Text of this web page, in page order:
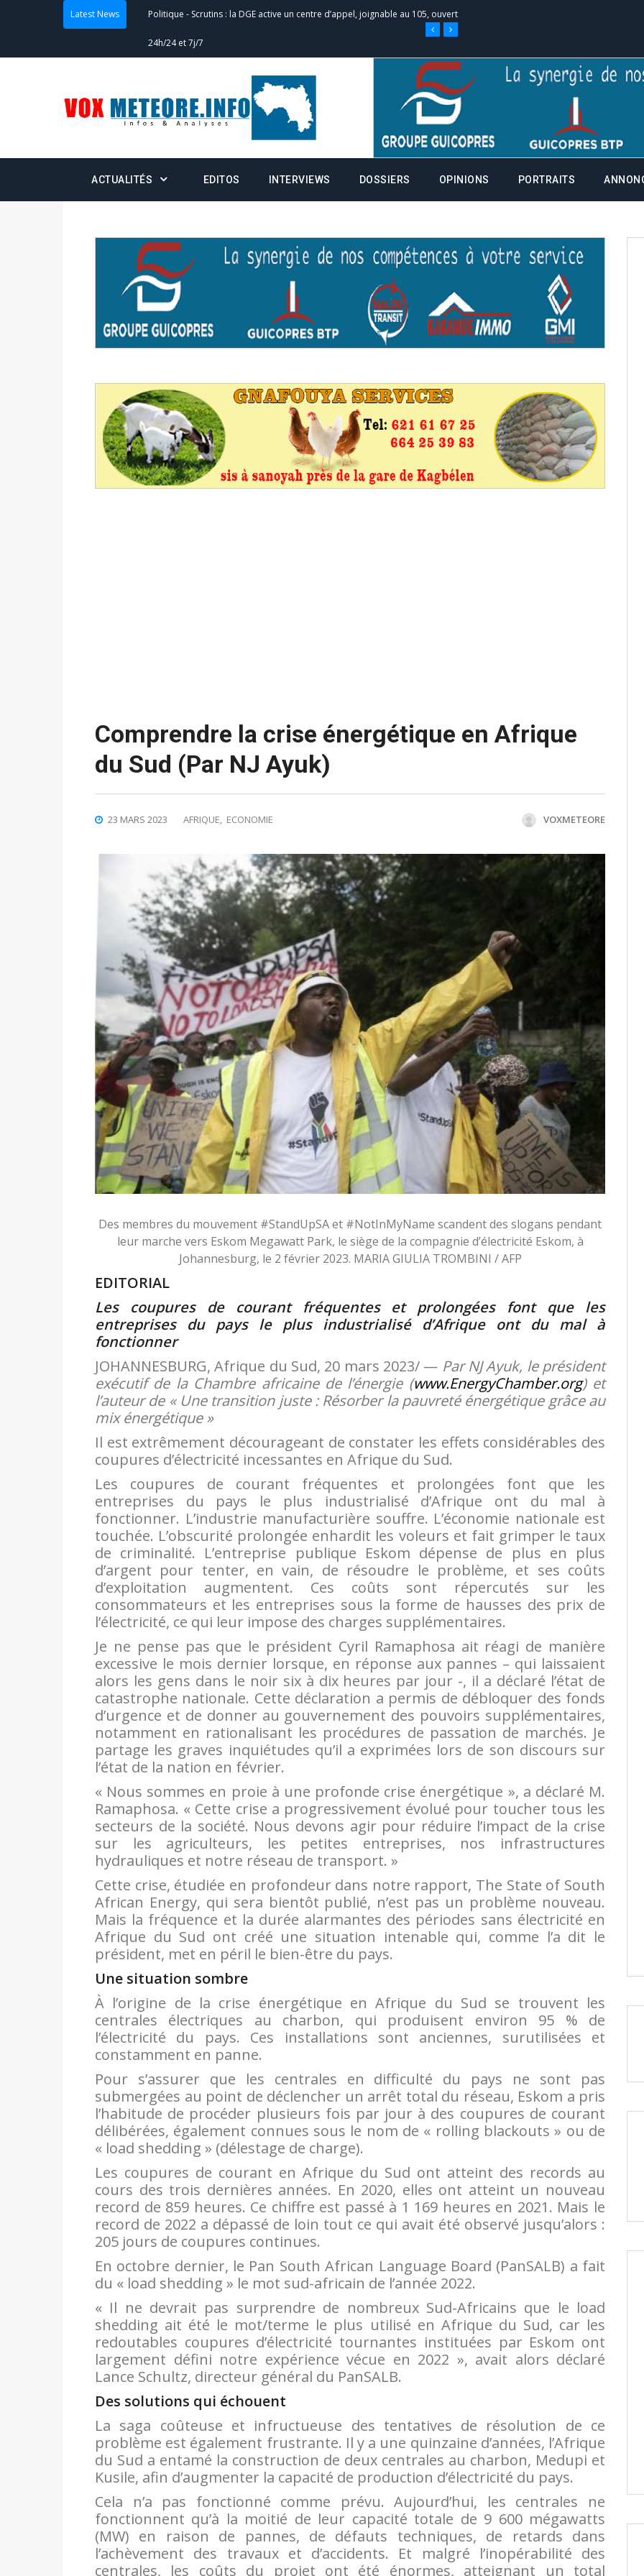
Latest News Politique - Scrutins : la DGE active un centre d’appel, joignable au 105, ouvert
24h/24 et 7j/7
Double scrutin du 31 mai : fin des campagnes ce jeudi 28 mai à
minuit
Actualités - Communiqué relatif à la délivrance de la fiche de procuration
Politique-Convocation des membres des Commissions Administratives de
Centralisation des Votes (CACV) à une prestation de serment et à une
Politique Candidats : désignez vos représentants aux CACV (centralisation
des votes) avant le 16 mai à 16h
Politique Double scrutin du 31 mai : retrait des cartes d’électeurs possible
du 16 au 31 mai 2026
avant le 16 mai 2026 à 16h
Politique-Proclamation des résultats globaux provisoires et des
statistiques des législatives et communales : ce 4 juin à 18h
Politique-Suite de la publication des résultats partiels des élections de mai
ACTUALITÉS EDITOS INTERVIEWS DOSSIERS OPINIONS PORTRAITS
Comprendre la crise énergétique en Afrique
du Sud (Par NJ Ayuk)
23 MARS 2023 AFRIQUE ECONOMIE VOXMETEORE
Des membres du mouvement #StandUpSA et #NotInMyName scandent des slogans pendant
leur marche vers Eskom Megawatt Park, le siège de la compagnie d’électricité Eskom, à
Johannesburg, le 2 février 2023. MARIA GIULIA TROMBINI / AFP
EDITORIAL
Les coupures de courant fréquentes et prolongées font que les
entreprises du pays le plus industrialisé d’Afrique ont du mal à
fonctionner
JOHANNESBURG, Afrique du Sud, 20 mars 2023/ — Par NJ Ayuk, le président
exécutif de la Chambre africaine de l’énergie (www.EnergyChamber.org) et
l’auteur de « Une transition juste : Résorber la pauvreté énergétique grâce au
mix énergétique »
Il est extrêmement décourageant de constater les effets considérables des
coupures d’électricité incessantes en Afrique du Sud.
Les coupures de courant fréquentes et prolongées font que les
entreprises du pays le plus industrialisé d’Afrique ont du mal à
fonctionner. L’industrie manufacturière souffre. L’économie nationale est
touchée. L’obscurité prolongée enhardit les voleurs et fait grimper le taux
de criminalité. L’entreprise publique Eskom dépense de plus en plus
d’argent pour tenter, en vain, de résoudre le problème, et ses coûts
d’exploitation augmentent. Ces coûts sont répercutés sur les
consommateurs et les entreprises sous la forme de hausses des prix de
l’électricité, ce qui leur impose des charges supplémentaires.
Je ne pense pas que le président Cyril Ramaphosa ait réagi de manière
excessive le mois dernier lorsque, en réponse aux pannes – qui laissaient
alors les gens dans le noir six à dix heures par jour -, il a déclaré l’état de
catastrophe nationale. Cette déclaration a permis de débloquer des fonds
d’urgence et de donner au gouvernement des pouvoirs supplémentaires,
notamment en rationalisant les procédures de passation de marchés. Je
partage les graves inquiétudes qu’il a exprimées lors de son discours sur
l’état de la nation en février.
« Nous sommes en proie à une profonde crise énergétique », a déclaré M.
Ramaphosa. « Cette crise a progressivement évolué pour toucher tous les
secteurs de la société. Nous devons agir pour réduire l’impact de la crise
sur les agriculteurs, les petites entreprises, nos infrastructures
hydrauliques et notre réseau de transport. »
Cette crise, étudiée en profondeur dans notre rapport, The State of South
African Energy, qui sera bientôt publié, n’est pas un problème nouveau.
Mais la fréquence et la durée alarmantes des périodes sans électricité en
Afrique du Sud ont créé une situation intenable qui, comme l’a dit le
président, met en péril le bien-être du pays.
Une situation sombre
À l’origine de la crise énergétique en Afrique du Sud se trouvent les
centrales électriques au charbon, qui produisent environ 95 % de
l’électricité du pays. Ces installations sont anciennes, surutilisées et
constamment en panne.
Pour s’assurer que les centrales en difficulté du pays ne sont pas
submergées au point de déclencher un arrêt total du réseau, Eskom a pris
l’habitude de procéder plusieurs fois par jour à des coupures de courant
délibérées, également connues sous le nom de « rolling blackouts » ou de
« load shedding » (délestage de charge).
Les coupures de courant en Afrique du Sud ont atteint des records au
cours des trois dernières années. En 2020, elles ont atteint un nouveau
record de 859 heures. Ce chiffre est passé à 1 169 heures en 2021. Mais le
record de 2022 a dépassé de loin tout ce qui avait été observé jusqu’alors :
205 jours de coupures continues.
En octobre dernier, le Pan South African Language Board (PanSALB) a fait
du « load shedding » le mot sud-africain de l’année 2022.
« Il ne devrait pas surprendre de nombreux Sud-Africains que le load
shedding ait été le mot/terme le plus utilisé en Afrique du Sud, car les
redoutables coupures d’électricité tournantes instituées par Eskom ont
largement défini notre expérience vécue en 2022 », avait alors déclaré
Lance Schultz, directeur général du PanSALB.
Des solutions qui échouent
La saga coûteuse et infructueuse des tentatives de résolution de ce
problème est également frustrante. Il y a une quinzaine d’années, l’Afrique
du Sud a entamé la construction de deux centrales au charbon, Medupi et
Kusile, afin d’augmenter la capacité de production d’électricité du pays.
Cela n’a pas fonctionné comme prévu. Aujourd’hui, les centrales ne
fonctionnent qu’à la moitié de leur capacité totale de 9 600 mégawatts
(MW) en raison de pannes, de défauts techniques, de retards dans
l’achèvement des travaux et d’accidents. Et malgré l’inopérabilité des
centrales, les coûts du projet ont été énormes, atteignant un total